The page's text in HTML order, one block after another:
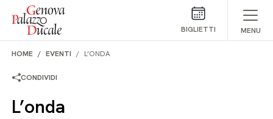
Salta al contenuto
BIGLIETTI MENU
HOME EVENTI L’ONDA
CONDIVIDI
L’onda